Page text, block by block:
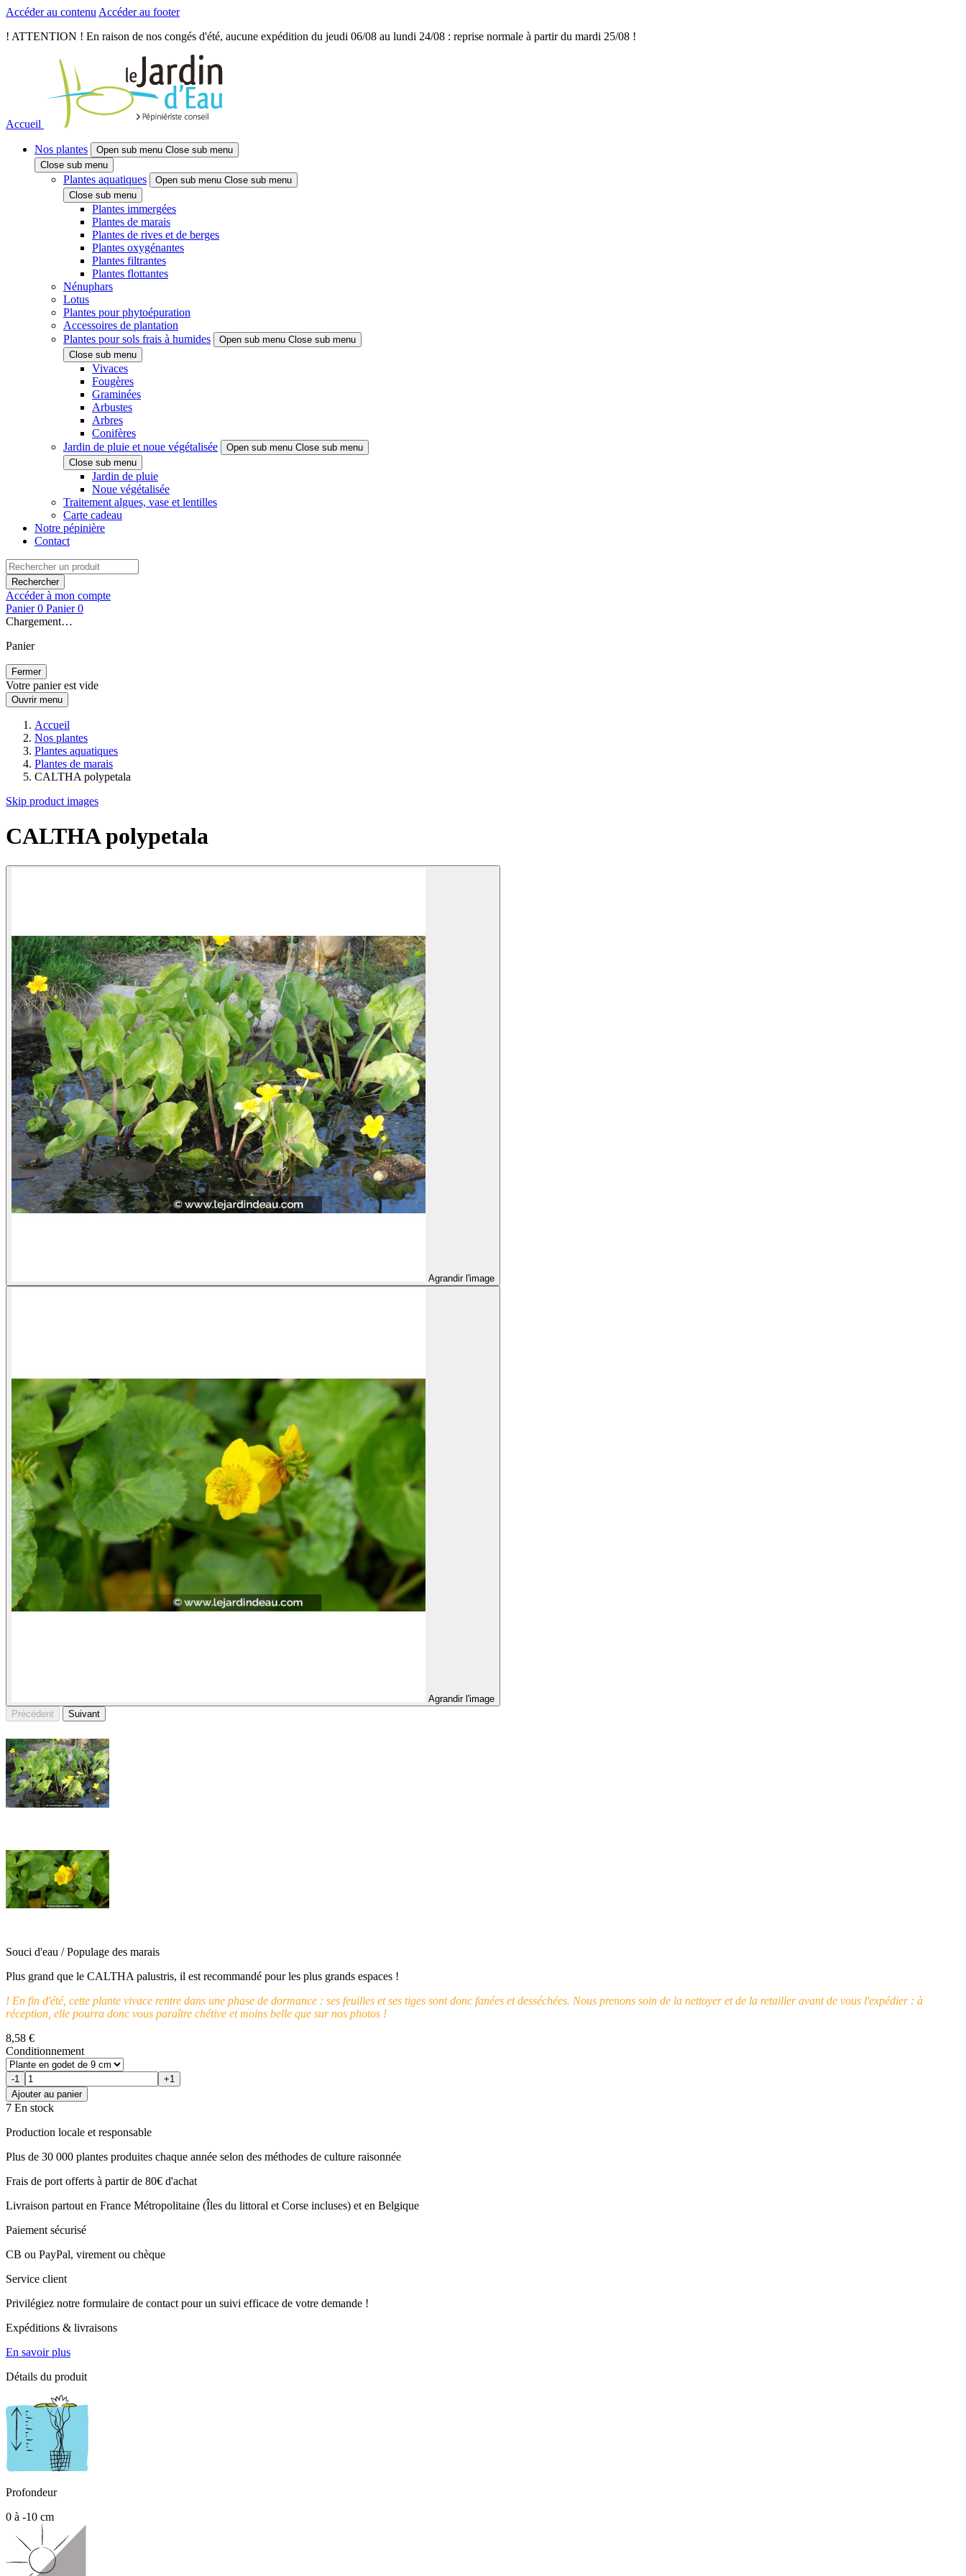
Accéder au contenu Accéder au footer
! ATTENTION ! En raison de nos congés d'été, aucune expédition du jeudi 06/08 au lundi 24/08 : reprise normale à partir du mardi 25/08 !
Accueil
Nos plantes Open sub menu Close sub menu
Close sub menu
Plantes aquatiques Open sub menu Close sub menu
Close sub menu
Plantes immergées
Plantes de marais
Plantes de rives et de berges
Plantes oxygénantes
Plantes filtrantes
Plantes flottantes
Nénuphars
Lotus
Plantes pour phytoépuration
Accessoires de plantation
Plantes pour sols frais à humides
Open sub menu Close sub menu
Close sub menu
Vivaces
Fougères
Graminées
Arbustes
Arbres
Conifères
Jardin de pluie et noue végétalisée
Open sub menu Close sub menu
Close sub menu
Jardin de pluie
Noue végétalisée
Traitement algues, vase et lentilles
Carte cadeau
Notre pépinière
Contact
Rechercher
Accéder à mon compte
Panier 0 Panier 0
Chargement…
Panier
Fermer
Votre panier est vide
Ouvrir menu
Accueil
Nos plantes
Plantes aquatiques
Plantes de marais
CALTHA polypetala
Skip product images
CALTHA polypetala
Agrandir l'image
Agrandir l'image
Précédent
Suivant
Souci d'eau / Populage des marais
Plus grand que le CALTHA palustris, il est recommandé pour les plus grands espaces !
! En fin d'été, cette plante vivace rentre dans une phase de dormance : ses feuilles et ses tiges sont donc fanées et desséchées. Nous prenons soin de la nettoyer et de la retailler avant de vous l'expédier : à
réception, elle pourra donc vous paraître chétive et moins belle que sur nos photos !
8,58 €
Conditionnement
-1
+1
Ajouter au panier
7 En stock
Production locale et responsable
Plus de 30 000 plantes produites chaque année selon des méthodes de culture raisonnée
Frais de port offerts à partir de 80€ d'achat
Livraison partout en France Métropolitaine (Îles du littoral et Corse incluses) et en Belgique
Paiement sécurisé
CB ou PayPal, virement ou chèque
Service client
Privilégiez notre formulaire de contact pour un suivi efficace de votre demande !
Expéditions & livraisons
En savoir plus
Détails du produit
Profondeur
0 à -10 cm